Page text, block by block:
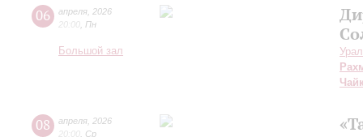
06 апреля 2026
20:00 Пн
Большой зал
08 апреля 2026
20:00 Ср